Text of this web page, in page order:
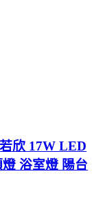
欣 17W LED
浴室燈 陽台